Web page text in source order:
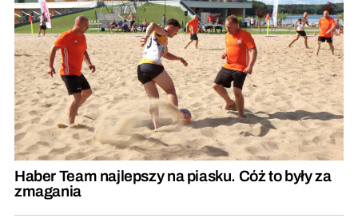
Haber Team najlepszy na piasku. Cóż to były za
zmagania